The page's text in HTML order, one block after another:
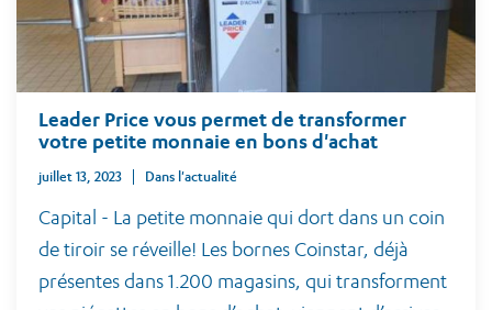
Leader Price vous permet de transformer
votre petite monnaie en bons d'achat
juillet 13, 2023 Dans l'actualité
Capital - La petite monnaie qui dort dans un coin
de tiroir se réveille! Les bornes Coinstar, déjà
présentes dans 1.200 magasins, qui transforment